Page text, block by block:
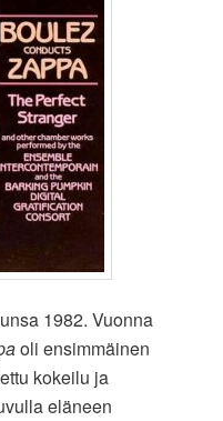
1982. Vuonna
oli ensimmäinen
kokeilu ja
eläneen